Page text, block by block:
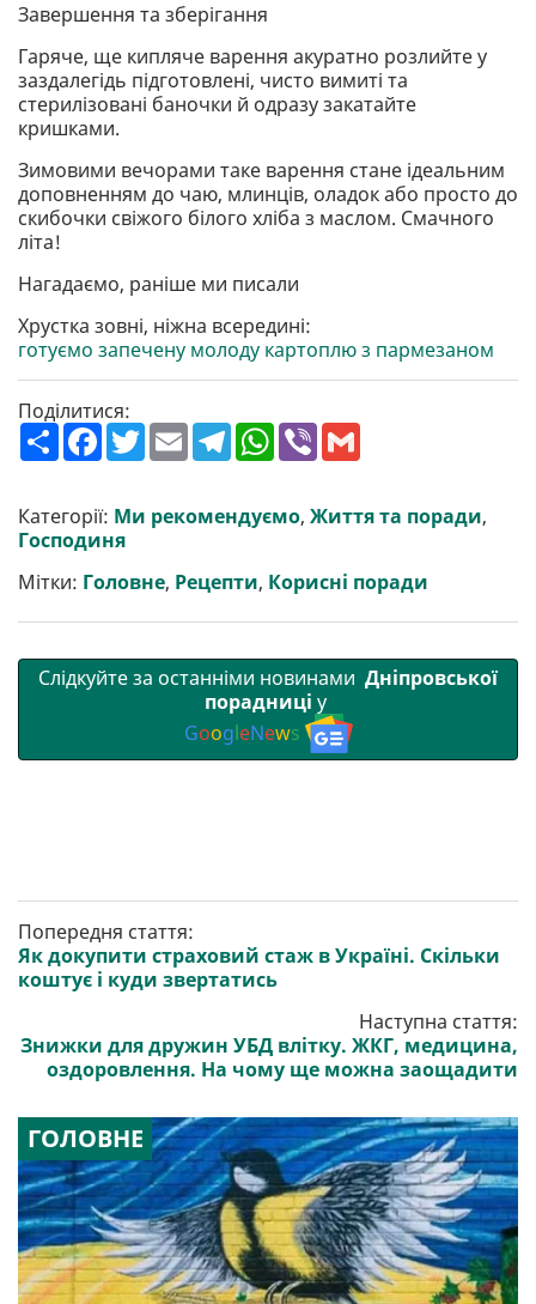
Завершення та зберігання
Гаряче, ще кипляче варення акуратно розлийте у
заздалегідь підготовлені, чисто вимиті та
стерилізовані баночки й одразу закатайте
кришками.
Зимовими вечорами таке варення стане ідеальним
доповненням до чаю, млинців, оладок або просто до
скибочки свіжого білого хліба з маслом. Смачного
літа!
Нагадаємо, раніше ми писали
Хрустка зовні, ніжна всередині:
готуємо запечену молоду картоплю з пармезаном
Поділитися:
П
о
р
и
т
F
a
b
o
o
T
w
e
E
m
l
T
e
g
r
W
h
s
A
V
r l
Категорії: Ми рекомендуємо, Життя та поради,
Господиня
Мітки: Головне, Рецепти, Корисні поради
Слідкуйте за останніми новинами Дніпровської
порадниці у
GoogleNews
Попередня стаття:
Як докупити страховий стаж в Україні. Скільки
коштує і куди звертатись
Наступна стаття:
Знижки для дружин УБД влітку. ЖКГ, медицина,
оздоровлення. На чому ще можна заощадити
ГОЛОВНЕ